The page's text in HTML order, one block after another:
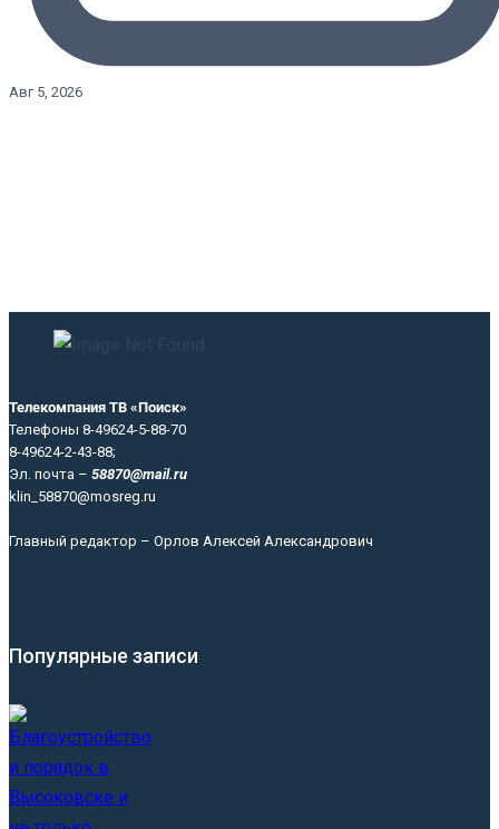
Авг 5, 2026
Телекомпания ТВ «Поиск»
Телефоны 8-49624-5-88-70
8-49624-2-43-88;
Эл. почта – 58870@mail.ru
klin_58870@mosreg.ru
Главный редактор – Орлов Алексей Александрович
Популярные записи